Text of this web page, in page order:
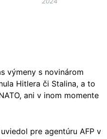
výmeny s novinárom
Hitlera či Stalina, a to
ani v inom momente
pre agentúru AFP v